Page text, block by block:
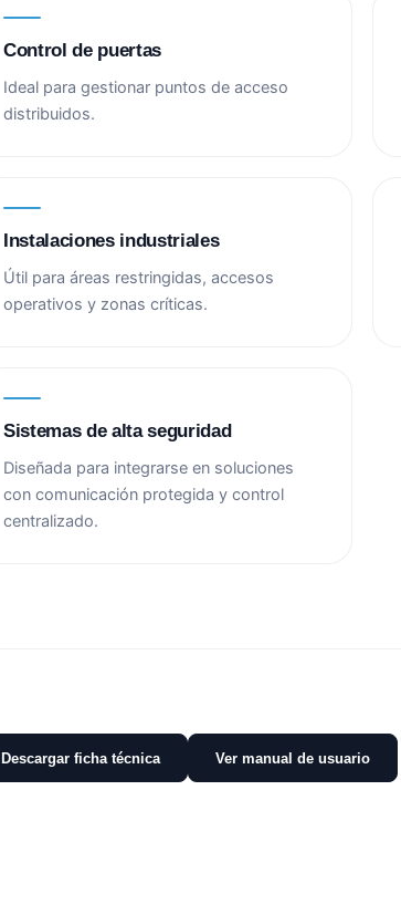
Control de puertas
Ideal para gestionar puntos de acceso
distribuidos.
Instalaciones industriales
Útil para áreas restringidas, accesos
operativos y zonas críticas.
Sistemas de alta seguridad
Diseñada para integrarse en soluciones
con comunicación protegida y control
centralizado.
Descargar ficha técnica Ver manual de usuario